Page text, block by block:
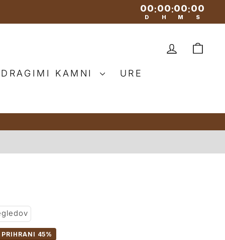
00
D
:00
H
:00
M
:00
S
KAMNI URE
PRIHRANI 45%